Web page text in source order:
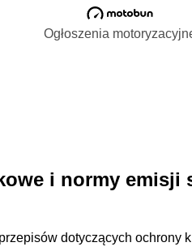
Ogłoszenia
i normy emisji
dotyczących ochrony